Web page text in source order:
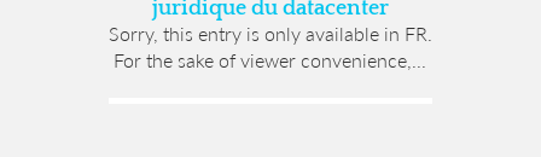
juridique du datacenter
Sorry, this entry is only available in FR.
For the sake of viewer convenience,...